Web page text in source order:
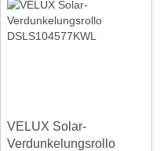
VELUX Solar-
Verdunkelungsrollo